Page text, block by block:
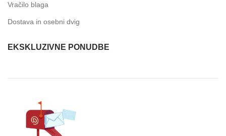
Vračilo blaga
Dostava in osebni dvig
EKSKLUZIVNE PONUDBE